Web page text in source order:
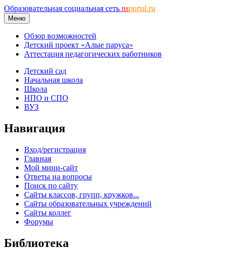
Образовательная социальная сеть nsportal.ru
Меню
Обзор возможностей
Детский проект «Алые паруса»
Аттестация педагогических работников
Детский сад
Начальная школа
Школа
НПО и СПО
ВУЗ
Навигация
Вход/регистрация
Главная
Мой мини-сайт
Ответы на вопросы
Поиск по сайту
Сайты классов, групп, кружков...
Сайты образовательных учреждений
Сайты коллег
Форумы
Библиотека